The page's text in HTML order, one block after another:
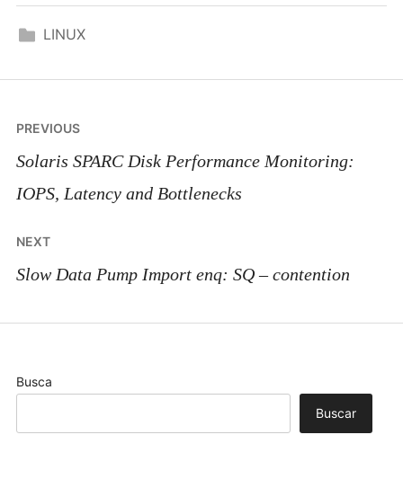
LINUX
Post
navigation
PREVIOUS
Solaris SPARC Disk Performance Monitoring:
IOPS, Latency and Bottlenecks
NEXT
Slow Data Pump Import enq: SQ – contention
Busca
Buscar